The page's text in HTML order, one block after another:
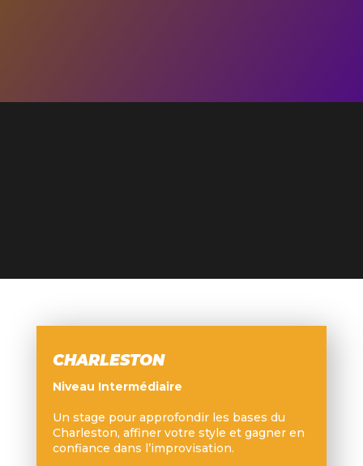
CHARLESTON
Niveau Intermédiaire
Un stage pour approfondir les bases du
Charleston, affiner votre style et gagner en
confiance dans l’improvisation.